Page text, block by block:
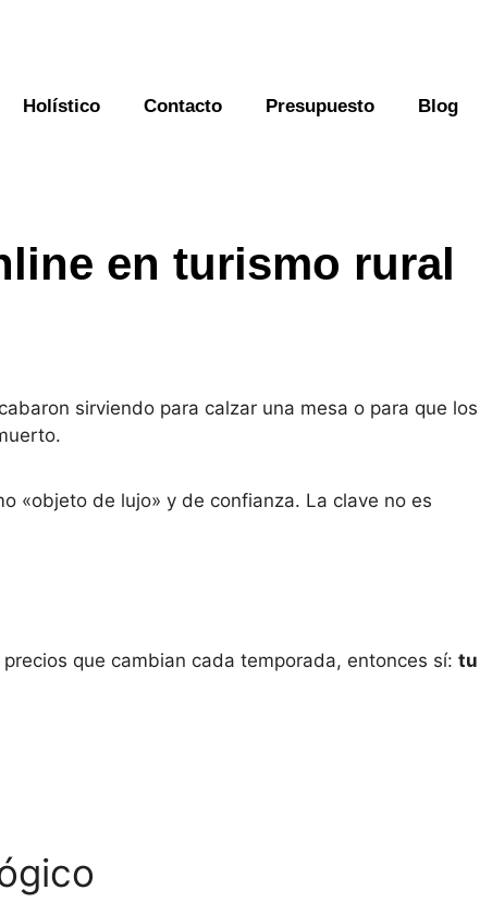
Holístico Contacto Presupuesto Blog
en turismo rural
sirviendo para calzar una mesa o para que los
«objeto de lujo» y de confianza. La clave no es
que cambian cada temporada, entonces sí: tu